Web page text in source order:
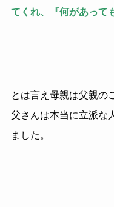
てくれ、『何があって
とは言え母親は父親の
父さんは本当に立派な
ました。